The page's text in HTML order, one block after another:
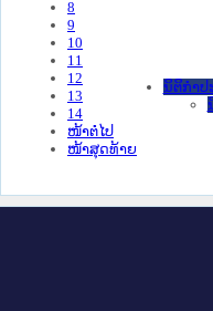
ນິຕິກໍາປ
8
9
10
11
12
13
14
ໜ້າຕໍ່ໄປ
ໜ້າສຸດທ້າຍ